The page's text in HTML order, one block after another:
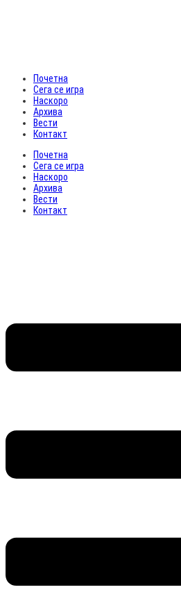
Почетна
Сега се игра
Наскоро
Архива
Вести
Контакт
Почетна
Сега се игра
Наскоро
Архива
Вести
Контакт